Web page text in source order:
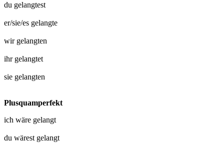
du gelangtest
er/sie/es gelangte
wir gelangten
ihr gelangtet
sie gelangten
Plusquamperfekt
ich wäre gelangt
du wärest gelangt